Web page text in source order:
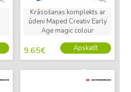
Krāsošanas komplekts ar
ūdeni Maped Creativ Early
Age magic colour
9.65€ Apskatīt